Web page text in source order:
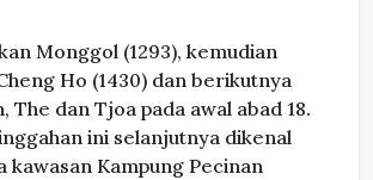
Monggol (1293), kemudian
Ho (1430) dan berikutnya
The dan Tjoa pada awal abad 18.
ini selanjutnya dikenal
kawasan Kampung Pecinan